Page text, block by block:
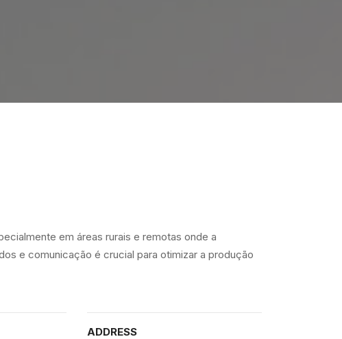
em áreas rurais e remotas onde a
e comunicação é crucial para otimizar a produção
ADDRESS